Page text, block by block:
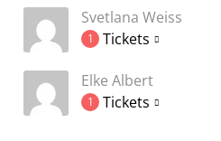
Svetlana Weiss
1 Tickets
Elke Albert
1 Tickets